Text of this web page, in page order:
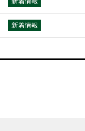
新着情報